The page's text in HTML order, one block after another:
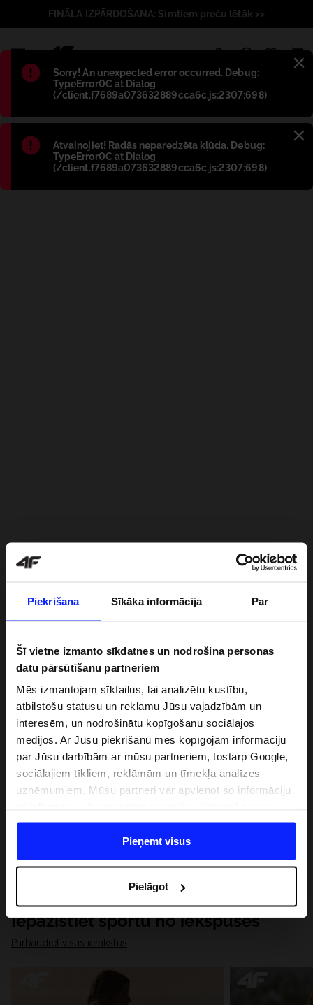
Piekrišana Sīkāka informācija Par
Šī vietne izmanto sīkdatnes un nodrošina personas
datu pārsūtīšanu partneriem
Mēs izmantojam sīkfailus, lai analizētu kustību,
atbilstošu statusu un reklamu Jūsu vajadzībām un
interesēm, un nodrošinātu kopīgošanu sociālajos
mēdijos. Ar Jūsu piekrišanu mēs kopīgojam informāciju
par Jūsu darbībām ar mūsu partneriem, tostarp Google,
sociālajiem tīkliem, reklāmām un tīmekļa analīzes
uzņēmumiem. Mūsu partneri var apvienot so informāciju
datiem, ko viņi iegūst, izmantojot viņu pakalpojumus. Ar
Jūsu atļauju, mēs varam pārsūtīt Jūsu personas datus
saviem partneriem, lai uzlabotu veidu, kadā tiek rādīta
saturu un uzlabotu mūsu partneru piedāvātos risinajumus
( piem. socialos tīklus). Detalizētu informāciju var atrast
mūsu Privātuma politikā un sadaļā "Detaļas".
Pieņemt visus
Pielāgot
Błąd:
Sorry! An unexpected error occurred. Debug:
TypeError0C at Dialog
(/client.f7689a073632889cca6c.js:2307:698)
Błąd:
Atvainojiet! Radās neparedzēta kļūda. Debug:
TypeError0C at Dialog
(/client.f7689a073632889cca6c.js:2307:698)
FINĀLA IZPĀRDOŠANA: Simtiem preču lētāk >>
Iepazīstiet sportu no iekšpuses
Pārbaudiet visus ierakstus